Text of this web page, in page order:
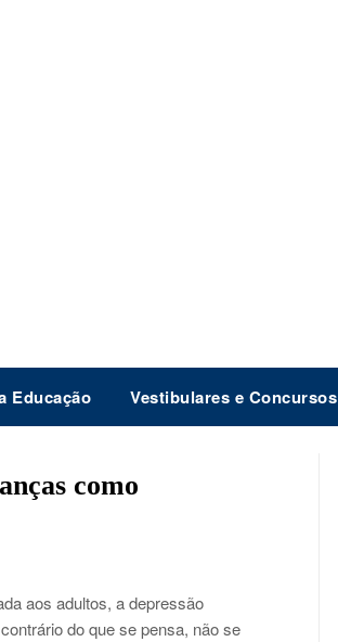
Educação Vestibulares e Concursos
como
aos adultos, a depressão
do que se pensa, não se